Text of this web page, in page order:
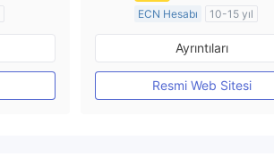
Düzenleyici Ülke/Bölge: Avustralya
ECN Hesabı
10-15 yıl
Pazar Yapıcılık (MM)
MT4 Tam Lisans
Ayrıntıları
Resmi Web Sitesi